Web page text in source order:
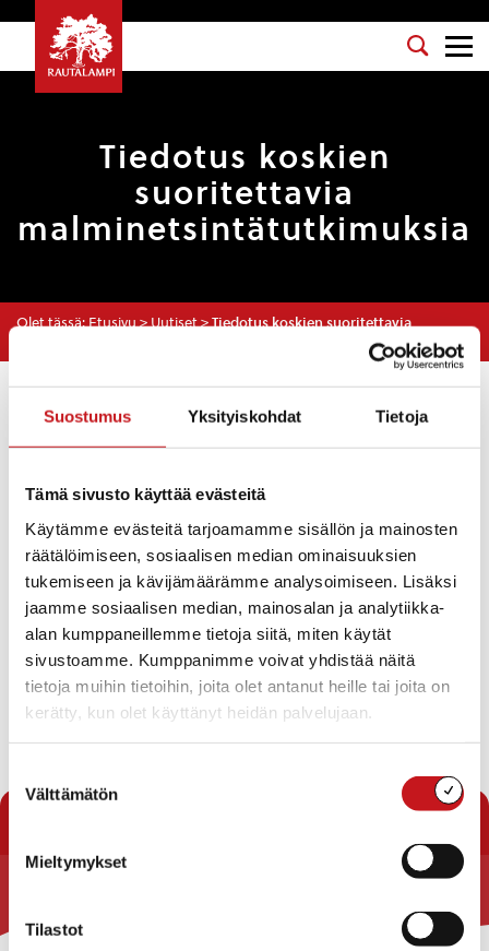
Suostumus Yksityiskohdat Tietoja
Tämä sivusto käyttää evästeitä
Käytämme evästeitä tarjoamamme sisällön ja mainosten
räätälöimiseen, sosiaalisen median ominaisuuksien
tukemiseen ja kävijämäärämme analysoimiseen. Lisäksi
jaamme sosiaalisen median, mainosalan ja analytiikka-
alan kumppaneillemme tietoja siitä, miten käytät
sivustoamme. Kumppanimme voivat yhdistää näitä
tietoja muihin tietoihin, joita olet antanut heille tai joita on
kerätty, kun olet käyttänyt heidän palvelujaan.
valinta
Välttämätön
Mieltymykset
Tilastot
Tiedotus koskien
suoritettavia
malminetsintätutkimuksia
Olet tässä:Etusivu>Uutiset>Tiedotus koskien suoritettavia
Uutiset
26.8.2020 — 12:18
Tänä syksynä Rio Tinto ja SkyTEM suorittavat
geofysikaalista lentomittausta Rautalammilla,
Konnevedellä ja Suonenjoella.
Tutkimuksen tavoitteena on kerätä tietoa kallioperän
ominaisuuksista.
Linkki tiedotteeseen:Tiedotus koskien suoritettavia
malminetsintätutkimuksia
« Uutishuone